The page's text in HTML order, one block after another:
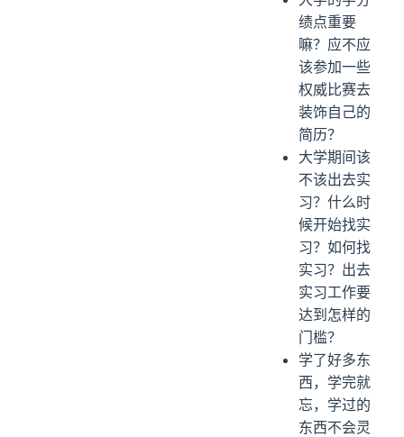
绩点重要
嘛？应不应
该参加一些
权威比赛去
装饰自己的
简历？
大学期间该
不该出去实
习？什么时
候开始找实
习？如何找
实习？出去
实习工作要
达到怎样的
门槛？
学了好多东
西，学完就
忘，学过的
东西不会灵